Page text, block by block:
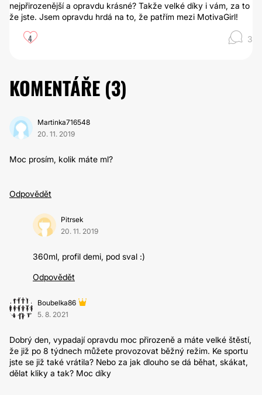
nejpřirozenější a opravdu krásné? Takže velké díky i vám, za to
že jste. Jsem opravdu hrdá na to, že patřím mezi MotivaGirl!
4 3
KOMENTÁŘE (3)
Martinka716548
20. 11. 2019
Moc prosím, kolik máte ml?
Odpovědět
Pitrsek
20. 11. 2019
360ml, profil demi, pod sval :)
Odpovědět
Boubelka86
5. 8. 2021
Dobrý den, vypadají opravdu moc přirozeně a máte velké štěstí,
že již po 8 týdnech můžete provozovat běžný režim. Ke sportu
jste se již také vrátila? Nebo za jak dlouho se dá běhat, skákat,
dělat kliky a tak? Moc díky